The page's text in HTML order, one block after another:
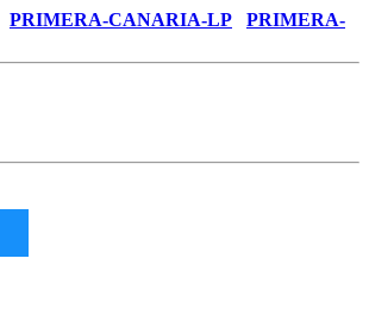
PRIMERA-CANARIA-LP
PRIMERA-